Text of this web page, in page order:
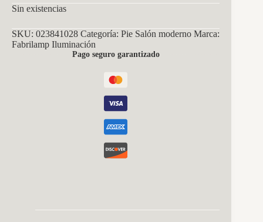
Sin existencias
SKU: 023841028 Categoría: Pie Salón moderno Marca:
Fabrilamp Iluminación
Pago seguro garantizado